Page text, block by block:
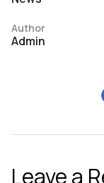
Author
Admin
Leave a